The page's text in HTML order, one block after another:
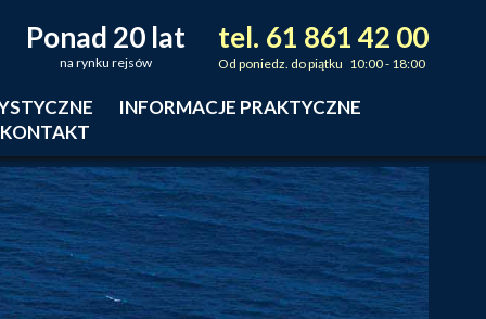
tel. 61 861 42 00
Od poniedz. do piątku 10:00 - 18:00
Ponad 20 lat
na rynku rejsów
INFORMACJE PRAKTYCZNE
KONTAKT